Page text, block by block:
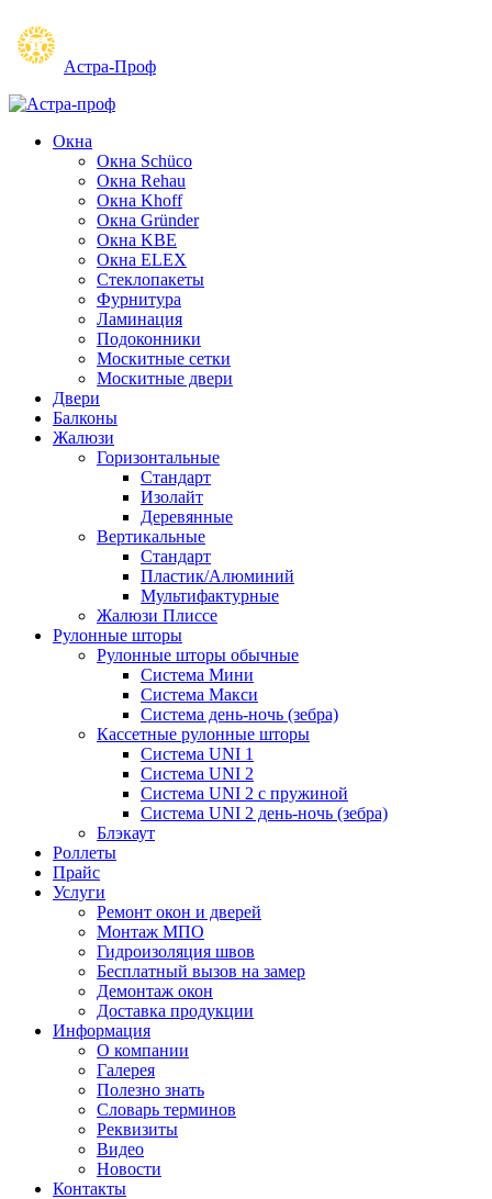
Астра-Проф
Окна
Окна Schüco
Окна Rehau
Окна Khoff
Окна Gründer
Окна KBE
Окна ELEX
Стеклопакеты
Фурнитура
Ламинация
Подоконники
Москитные сетки
Москитные двери
Двери
Балконы
Жалюзи
Горизонтальные
Стандарт
Изолайт
Деревянные
Вертикальные
Стандарт
Пластик/Алюминий
Мультифактурные
Жалюзи Плиссе
Рулонные шторы
Рулонные шторы обычные
Система Мини
Система Макси
Система день-ночь (зебра)
Кассетные рулонные шторы
Система UNI 1
Система UNI 2
Система UNI 2 с пружиной
Система UNI 2 день-ночь (зебра)
Блэкаут
Роллеты
Прайс
Услуги
Ремонт окон и дверей
Монтаж МПО
Гидроизоляция швов
Бесплатный вызов на замер
Демонтаж окон
Доставка продукции
Информация
О компании
Галерея
Полезно знать
Словарь терминов
Реквизиты
Видео
Новости
Контакты